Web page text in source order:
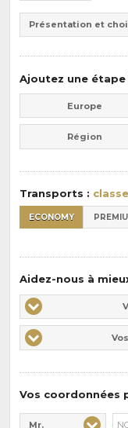
pension
:
Durée
Présentation et
Ajoutez une
Europe
Région
Transports :
ECONOMY
Aidez-nous à
Vos
centres
d'intérêts
Vos
sports
Vos coordonnées
Civilité* :
Mr.
Nom* :